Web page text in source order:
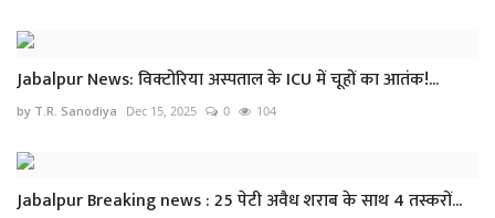
Jabalpur News: विक्टोरिया अस्पताल के ICU में चूहों का आतंक!...
by T.R. Sanodiya Dec 15, 2025 0 104
Jabalpur Breaking news : 25 पेटी अवैध शराब के साथ 4 तस्करों...